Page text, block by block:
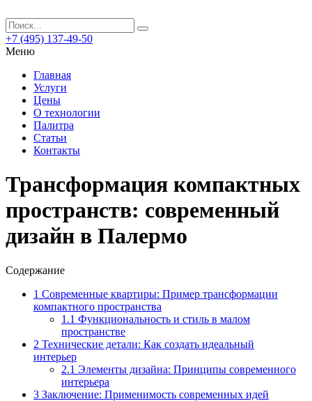
+7 (495) 137-49-50
Меню
Главная
Услуги
Цены
О технологии
Палитра
Статьи
Контакты
Трансформация компактных
пространств: современный
дизайн в Палермо
Содержание
1 Современные квартиры: Пример трансформации
компактного пространства
1.1 Функциональность и стиль в малом
пространстве
2 Технические детали: Как создать идеальный
интерьер
2.1 Элементы дизайна: Принципы современного
интерьера
3 Заключение: Применимость современных идей